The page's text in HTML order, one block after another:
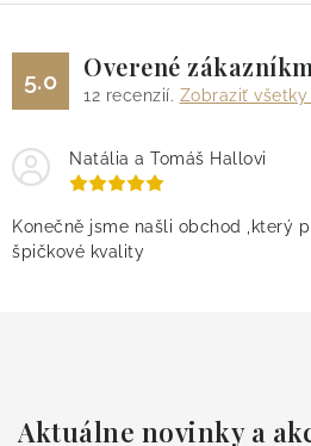
5.0 Overené
12 recenzií. Zobraziť všetky
Natália a Tomáš Hallovi
Konečně jsme našli obchod ,který
špičkové kvality
Aktuálne novinky a